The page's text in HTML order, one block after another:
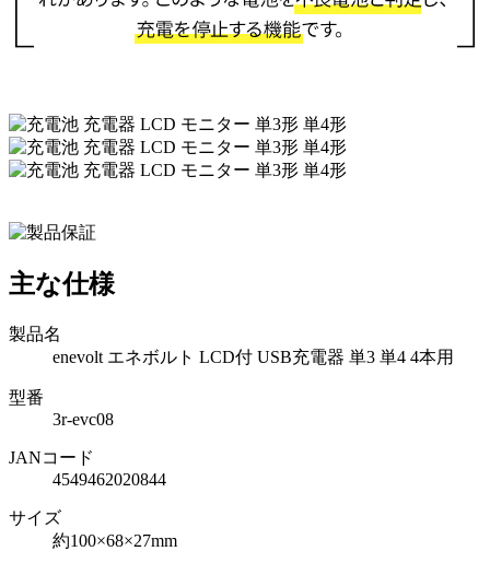
主な仕様
製品名
enevolt エネボルト LCD付 USB充電器 単3 単4 4本用
型番
3r-evc08
JANコード
4549462020844
サイズ
約100×68×27mm